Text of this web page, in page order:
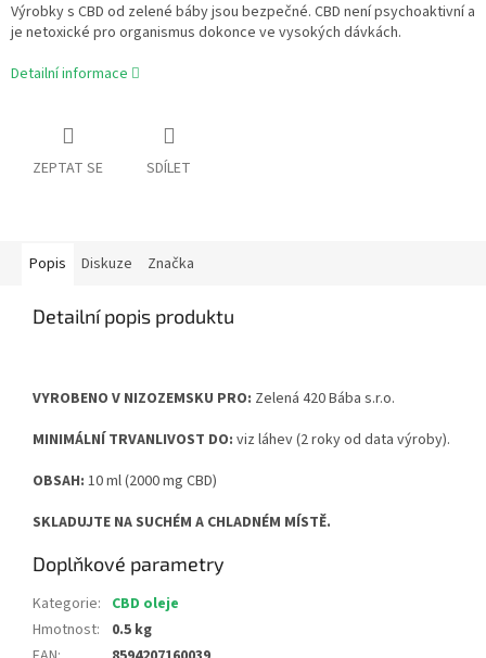
Výrobky s CBD od zelené báby jsou bezpečné. CBD není psychoaktivní a
je netoxické pro organismus dokonce ve vysokých dávkách.
Detailní informace
ZEPTAT SE SDÍLET
Popis Diskuze Značka
Detailní popis produktu
VYROBENO V NIZOZEMSKU PRO: Zelená 420 Bába s.r.o.
MINIMÁLNÍ TRVANLIVOST DO: viz láhev (2 roky od data výroby).
OBSAH: 10 ml (2000 mg CBD)
SKLADUJTE NA SUCHÉM A CHLADNÉM MÍSTĚ.
Doplňkové parametry
Kategorie: CBD oleje
Hmotnost:
0.5 kg